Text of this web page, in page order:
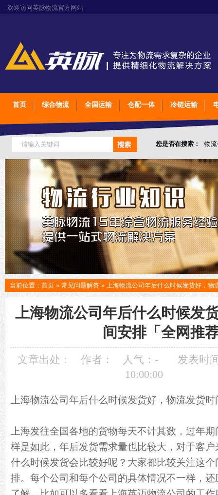
欢迎访问英脉物流官方网站
首页 综合物流 全国运输 仓配一体 冷链运输
您是否在搜索： 物
仓储综合专业定制物
当前位置： 首页 » 常见问题解答 » 上海物流公司年后什么时候发货好，物
上海物流公司年后什么时候发
间安排「全网推
文章出处： 作者： 人气： -
发表时
10:00:00
上海物流公司年后什么时候发货好，物流发货
上海发往全国各地的货物每天不计其数，过年
样是如此，年后发货需求量也比较大，对于客
什么时候发货会比较好呢？大家都比较关注这
排。每个公司和每个公司的具体情况不一样，